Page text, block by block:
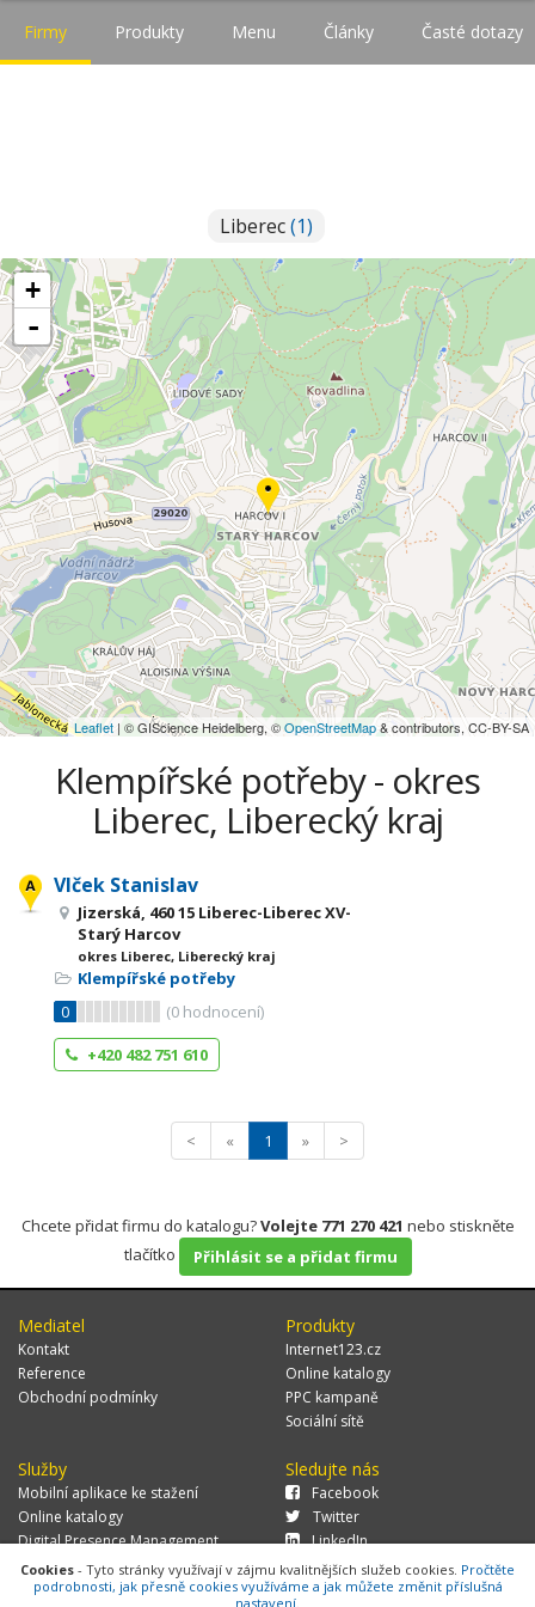
Firmy Produkty Menu Články Časté dotazy
Liberec(1)
+
-
Leaflet | © GIScience Heidelberg, ©OpenStreetMap& contributors, CC-BY-SA
Klempířské potřeby - okres
Liberec, Liberecký kraj
Vlček Stanislav
Jizerská, 460 15 Liberec-Liberec XV-
Starý Harcov
okres Liberec, Liberecký kraj
Klempířské potřeby
0
(0 hodnocení)
+420 482 751 610
< « 1 » >
Chcete přidat firmu do katalogu?Volejte 771 270 421 nebo stiskněte
tlačítko
Přihlásit se a přidat firmu
Mediatel
Kontakt
Reference
Obchodní podmínky
Produkty
Internet123.cz
Online katalogy
PPC kampaně
Sociální sítě
Služby
Mobilní aplikace ke stažení
Online katalogy
Digital Presence Management
Více zákazníků
Sledujte nás
Facebook
Twitter
LinkedIn
Cookies - Tyto stránky využívají v zájmu kvalitnějších služeb cookies. Pročtěte
podrobnosti, jak přesně cookies využíváme a jak můžete změnit příslušná
nastavení.